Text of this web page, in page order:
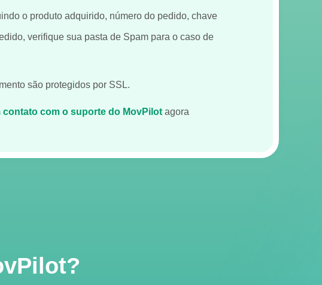
o produto adquirido, número do pedido, chave
verifique sua pasta de Spam para o caso de
são protegidos por SSL.
contato com o suporte do MovPilot agora